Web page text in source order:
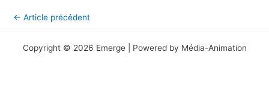
← Article précédent
Copyright © 2026 Emerge | Powered by Média-Animation